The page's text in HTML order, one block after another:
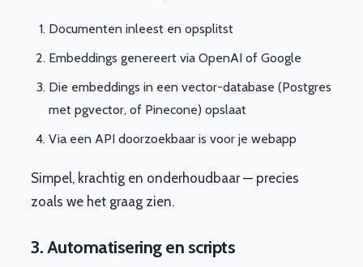
Documenten inleest en opsplitst
Embeddings genereert via OpenAI of Google
Die embeddings in een vector-database (Postgres
met pgvector, of Pinecone) opslaat
Via een API doorzoekbaar is voor je webapp
Simpel, krachtig en onderhoudbaar — precies
zoals we het graag zien.
3. Automatisering en scripts